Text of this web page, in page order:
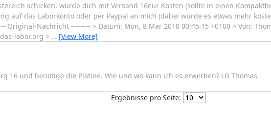
schicken, würde dich mit Versand 16eur Kosten (sollte in einen
auf das Laborkonto oder per Paypal an mich (dabei würde es etwas mehr
Original-Nachricht -------- > Datum: Mon, 8 Mar 2010 00:45:15 +0100 > Von:
labor.org > … [View More]
16 und benötige die Platine. Wie und wo kann ich es erwerben? LG Thomas
Ergebnisse pro Seite: